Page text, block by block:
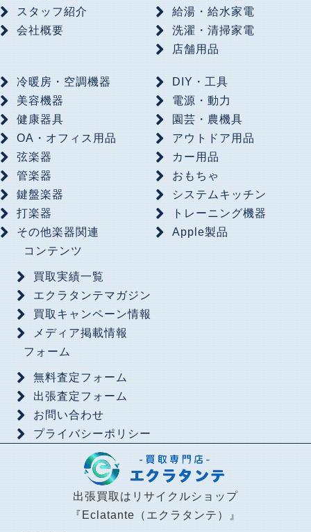
スタッフ紹介
会社概要
給湯・給水家電
洗濯・清掃家電
店舗用品
冷暖房・空調機器
美容機器
健康器具
OA・オフィス用品
弦楽器
管楽器
鍵盤楽器
打楽器
その他楽器関連
DIY・工具
電源・動力
園芸・農機具
アウトドア用品
カー用品
おもちゃ
システムキッチン
トレーニング機器
Apple製品
コンテンツ
買取実績一覧
エクラタンテマガジン
買取キャンペーン情報
メディア掲載情報
フォーム
無料査定フォーム
出張査定フォーム
お問い合わせ
プライバシーポリシー
出張買取はリサイクルショップ
『Eclatante（エクラタンテ）』